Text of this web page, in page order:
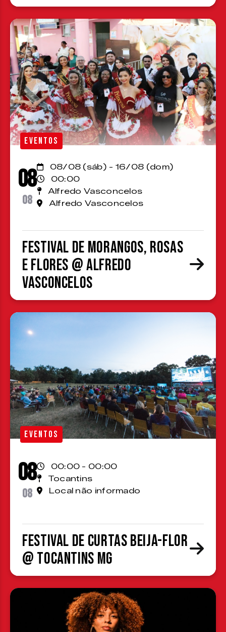
EVENTOS
08
08
08/08 (sáb) - 16/08 (dom)
00:00
Alfredo Vasconcelos
Alfredo Vasconcelos
Festival de Morangos, Rosas
e Flores @ Alfredo
Vasconcelos
EVENTOS
08
08
00:00 - 00:00
Tocantins
Local não informado
Festival de Curtas Beija-Flor
@ Tocantins MG